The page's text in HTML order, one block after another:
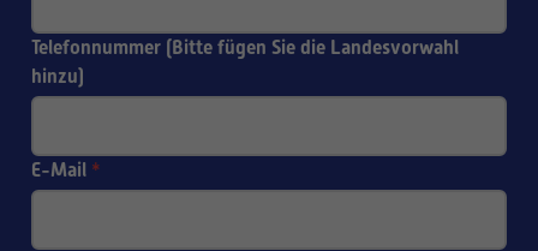
Telefonnummer (Bitte fügen Sie die Landesvorwahl
hinzu)
E-Mail *